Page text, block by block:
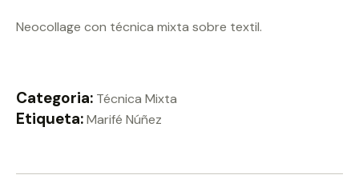
Neocollage con técnica mixta sobre textil.
Categoria: Técnica Mixta
Etiqueta:Marifé Núñez